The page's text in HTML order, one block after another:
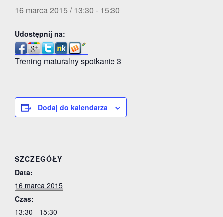
16 marca 2015 / 13:30 - 15:30
Udostępnij na:
Trening maturalny spotkanie 3
Dodaj do kalendarza
SZCZEGÓŁY
Data:
16 marca 2015
Czas:
13:30 - 15:30